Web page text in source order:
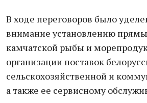
В ходе переговоров было
внимание установлению
камчатской рыбы и
организации поставок
сельскохозяйственной и
а также ее сервисному